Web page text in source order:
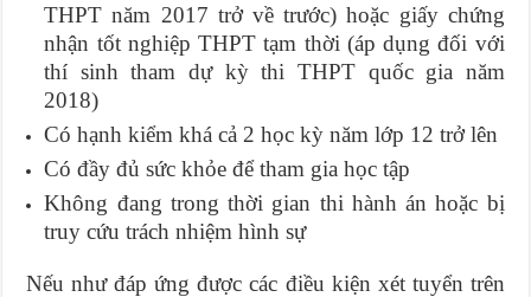
THPT năm 2017 trở về trước) hoặc giấy chứng
nhận tốt nghiệp THPT tạm thời (áp dụng đối với
thí sinh tham dự kỳ thi THPT quốc gia năm
2018)
Có hạnh kiểm khá cả 2 học kỳ năm lớp 12 trở lên
Có đầy đủ sức khỏe để tham gia học tập
Không đang trong thời gian thi hành án hoặc bị
truy cứu trách nhiệm hình sự
Nếu như đáp ứng được các điều kiện xét tuyển trên